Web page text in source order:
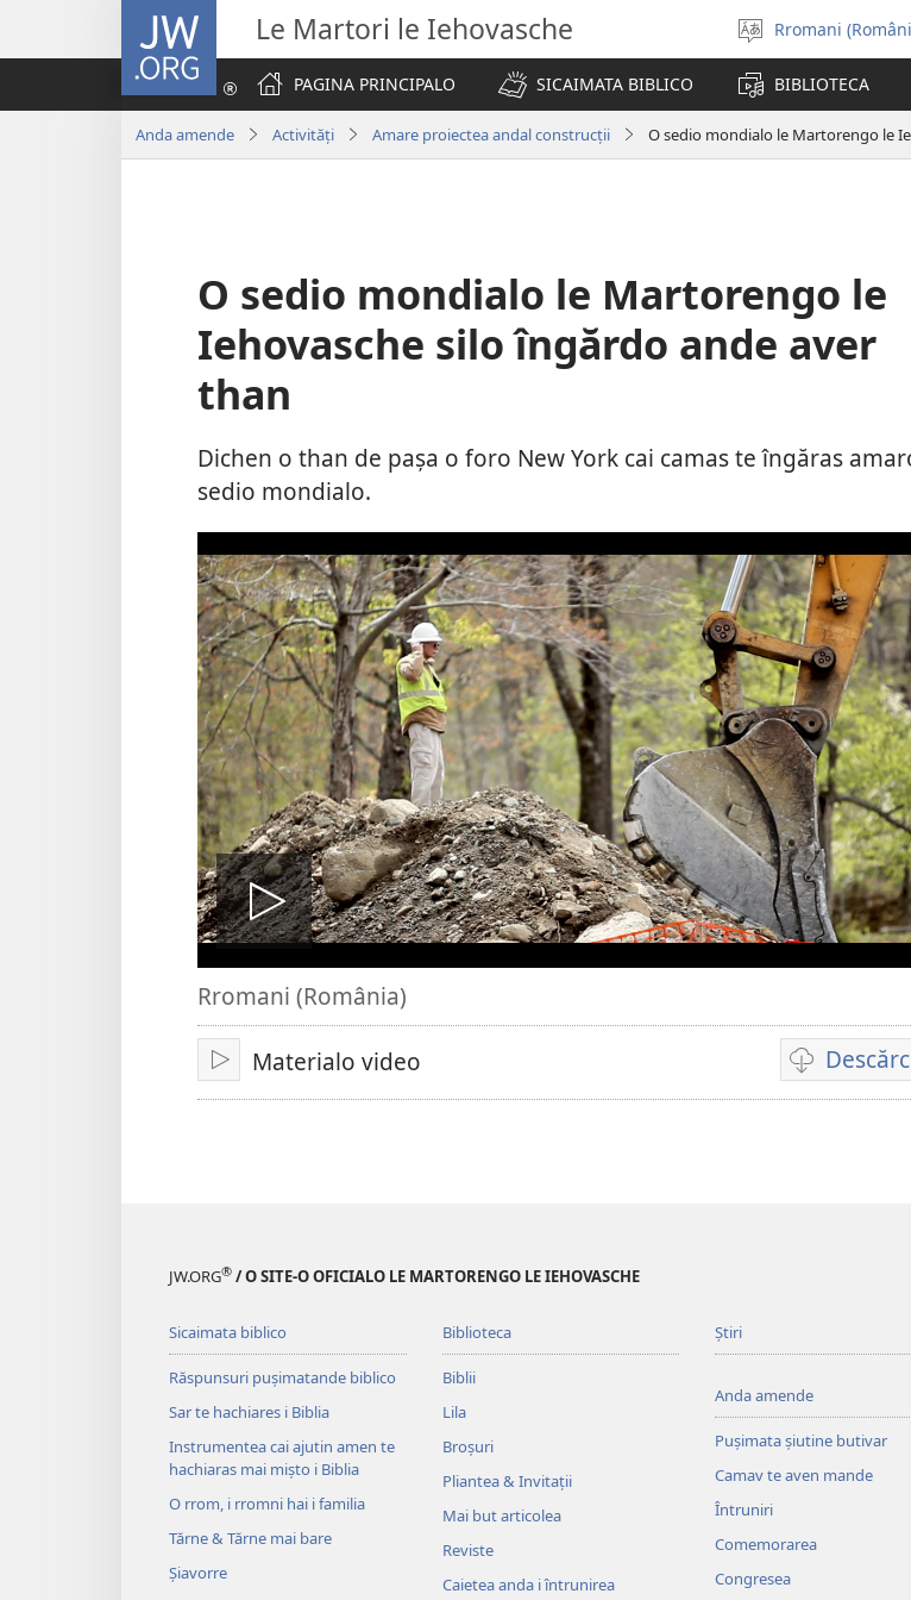
JW.ORG Le Martori le Iehovasche
Selectisar
i
șib
Rromani
PAGINA PRINCIPALO
SICAIMATA BIBLICO BIBLIOTECA
Anda amende Activități Amare proiectea andal construcții O sedio mondialo le Martorengo le
O sedio mondialo le Martorengo le
Iehovasche silo îngărdo ande aver
than
Dichen o than de pașa o foro New York cai camas te îngăras
sedio mondialo.
De
drom
o
Rromani (România)
De
drom
Materialo video
Opțiuni
cai
JW.ORG® / O SITE-O OFICIALO LE MARTORENGO LE IEHOVASCHE
Sicaimata biblico
Răspunsuri pușimatande biblico
Sar te hachiares i Biblia
Instrumentea cai ajutin amen te
hachiaras mai mișto i Biblia
O rrom, i rromni hai i familia
Tărne & Tărne mai bare
Șiavorre
Biblioteca
Biblii
Lila
Broșuri
Pliantea & Invitații
Mai but articolea
Reviste
Caietea anda i întrunirea
Știri
Anda amende
Pușimata șiutine butivar
Camav te aven mande
Întruniri
Comemorarea
Congresea